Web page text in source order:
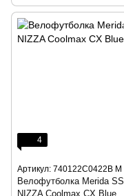
4
Артикул: 740122C0422B M
Велофутболка Merida SS
NIZZA Coolmax CX Blue